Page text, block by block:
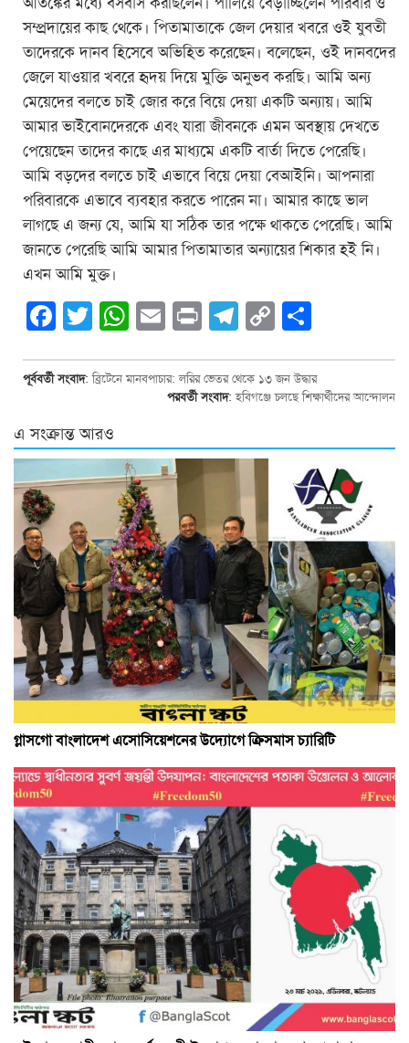
সম্প্রদায়ের কাছ থেকে। পিতামাতাকে জেল দেয়ার খবরে ওই যুবতী
তাদেরকে দানব হিসেবে অভিহিত করেছেন। বলেছেন, ওই দানবদের
জেলে যাওয়ার খবরে হৃদয় দিয়ে মুক্তি অনুভব করছি। আমি অন্য
মেয়েদের বলতে চাই জোর করে বিয়ে দেয়া একটি অন্যায়। আমি
আমার ভাইবোনদেরকে এবং যারা জীবনকে এমন অবস্থায় দেখতে
পেয়েছেন তাদের কাছে এর মাধ্যমে একটি বার্তা দিতে পেরেছি।
আমি বড়দের বলতে চাই এভাবে বিয়ে দেয়া বেআইনি। আপনারা
পরিবারকে এভাবে ব্যবহার করতে পারেন না। আমার কাছে ভাল
লাগছে এ জন্য যে, আমি যা সঠিক তার পক্ষে থাকতে পেরেছি। আমি
জানতে পেরেছি আমি আমার পিতামাতার অন্যায়ের শিকার হই নি।
এখন আমি মুক্ত।
Facebook
Twitter
WhatsApp
Email
PrintTelegram
Copy
পূর্ববর্তী সংবাদ:ব্রিটেনে মানবপাচার: লরির ভেতর থেকে ১৩ জন উদ্ধার
পরবর্তী সংবাদ:হবিগঞ্জে চলছে শিক্ষার্থীদের আন্দোলন
এ সংক্রান্ত আরও
গ্লাসগো বাংলাদেশ এসোসিয়েশনের উদ্যোগে ক্রিসমাস চ্যারিটি